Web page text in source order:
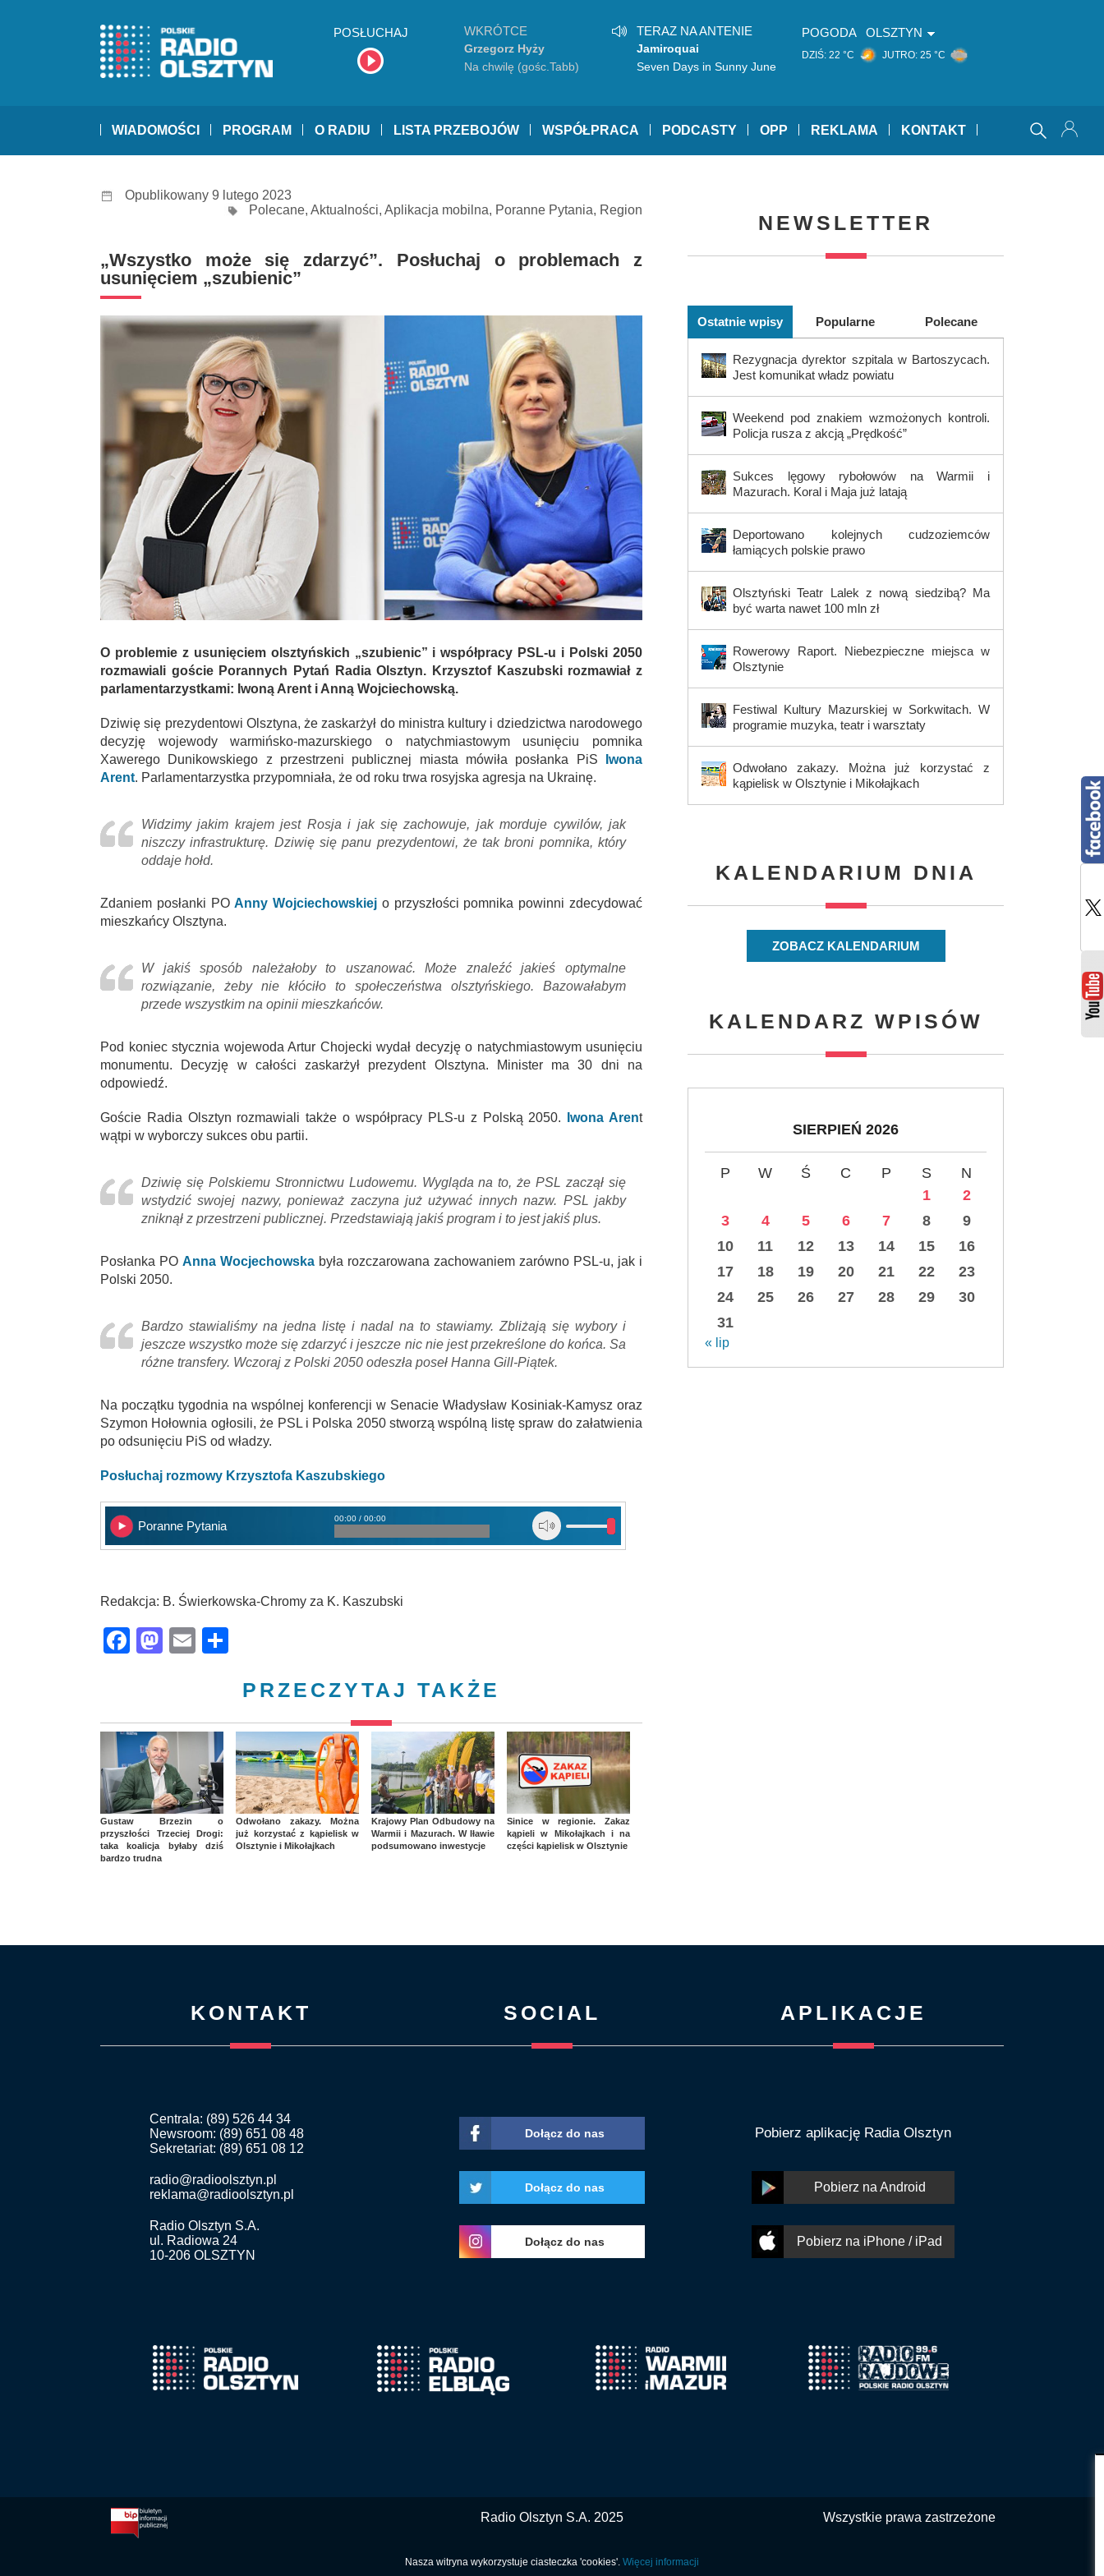
POSŁUCHAJ WKRÓTCE
Grzegorz Hyży
Na chwilę (gośc.Tabb)
TERAZ NA ANTENIE
Jamiroquai
Seven Days in Sunny June
POGODA OLSZTYN
DZIŚ: 22 °C JUTRO: 25 °C
WIADOMOŚCI PROGRAM O RADIU LISTA PRZEBOJÓW WSPÓŁPRACA PODCASTY OPP REKLAMA KONTAKT
Opublikowany 9 lutego 2023
Polecane, Aktualności, Aplikacja mobilna, Poranne Pytania, Region
„Wszystko może się zdarzyć”. Posłuchaj o problemach z
usunięciem „szubienic”
O problemie z usunięciem olsztyńskich „szubienic” i współpracy PSL-u i Polski 2050
rozmawiali goście Porannych Pytań Radia Olsztyn. Krzysztof Kaszubski rozmawiał z
parlamentarzystkami: Iwoną Arent i Anną Wojciechowską.
Dziwię się prezydentowi Olsztyna, że zaskarżył do ministra kultury i dziedzictwa narodowego
decyzję wojewody warmińsko-mazurskiego o natychmiastowym usunięciu pomnika
Xawerego Dunikowskiego z przestrzeni publicznej miasta mówiła posłanka PiS
Iwona
Arent. Parlamentarzystka przypomniała, że od roku trwa rosyjska agresja na Ukrainę.
Widzimy jakim krajem jest Rosja i jak się zachowuje, jak morduje cywilów, jak
niszczy infrastrukturę. Dziwię się panu prezydentowi, że tak broni pomnika, który
oddaje hołd.
Zdaniem posłanki POAnny Wojciechowskiej o przyszłości pomnika powinni zdecydować
mieszkańcy Olsztyna.
W jakiś sposób należałoby to uszanować. Może znaleźć jakieś optymalne
rozwiązanie, żeby nie kłóciło to społeczeństwa olsztyńskiego. Bazowałabym
przede wszystkim na opinii mieszkańców.
Pod koniec stycznia wojewoda Artur Chojecki wydał decyzję o natychmiastowym usunięciu
monumentu. Decyzję w całości zaskarżył prezydent Olsztyna. Minister ma 30 dni na
odpowiedź.
Goście Radia Olsztyn rozmawiali także o współpracy PLS-u z Polską 2050. Iwona Arent
wątpi w wyborczy sukces obu partii.
Dziwię się Polskiemu Stronnictwu Ludowemu. Wygląda na to, że PSL zaczął się
wstydzić swojej nazwy, ponieważ zaczyna już używać innych nazw. PSL jakby
zniknął z przestrzeni publicznej. Przedstawiają jakiś program i to jest jakiś plus.
Posłanka PO Anna Wocjechowska była rozczarowana zachowaniem zarówno PSL-u, jak i
Polski 2050.
Bardzo stawialiśmy na jedna listę i nadal na to stawiamy. Zbliżają się wybory i
jeszcze wszystko może się zdarzyć i jeszcze nic nie jest przekreślone do końca. Sa
różne transfery. Wczoraj z Polski 2050 odeszła poseł Hanna Gill-Piątek.
Na początku tygodnia na wspólnej konferencji w Senacie Władysław Kosiniak-Kamysz oraz
Szymon Hołownia ogłosili, że PSL i Polska 2050 stworzą wspólną listę spraw do załatwienia
po odsunięciu PiS od władzy.
Posłuchaj rozmowy Krzysztofa Kaszubskiego
Poranne Pytania
00:00 / 00:00
Redakcja: B. Świerkowska-Chromy za K. Kaszubski
Facebook
Mastodon
Email
PRZECZYTAJ TAKŻE
Gustaw Brzezin o
przyszłości Trzeciej Drogi:
taka koalicja byłaby dziś
bardzo trudna
Odwołano zakazy. Można
już korzystać z kąpielisk w
Olsztynie i Mikołajkach
Krajowy Plan Odbudowy na
Warmii i Mazurach. W Iławie
podsumowano inwestycje
Sinice w regionie. Zakaz
kąpieli w Mikołajkach i na
części kąpielisk w Olsztynie
NEWSLETTER
Ostatnie wpisy Popularne Polecane
Rezygnacja dyrektor szpitala w Bartoszycach.
Jest komunikat władz powiatu
Weekend pod znakiem wzmożonych kontroli.
Policja rusza z akcją „Prędkość”
Sukces lęgowy rybołowów na Warmii i
Mazurach. Koral i Maja już latają
Deportowano kolejnych cudzoziemców
łamiących polskie prawo
Olsztyński Teatr Lalek z nową siedzibą? Ma
być warta nawet 100 mln zł
Rowerowy Raport. Niebezpieczne miejsca w
Olsztynie
Festiwal Kultury Mazurskiej w Sorkwitach. W
programie muzyka, teatr i warsztaty
Odwołano zakazy. Można już korzystać z
kąpielisk w Olsztynie i Mikołajkach
KALENDARIUM DNIA
ZOBACZ KALENDARIUM
KALENDARZ WPISÓW
SIERPIEŃ 2026
P W Ś C P S
N
1
2
3
4 5 6 7 8
9
10
11 12 13 14 15
16
17
18 19 20 21 22
23
24
25 26 27 28 29
30
31
« lip
KONTAKT
Centrala: (89) 526 44 34
Newsroom: (89) 651 08 48
Sekretariat: (89) 651 08 12
radio@radioolsztyn.pl
reklama@radioolsztyn.pl
Radio Olsztyn S.A.
ul. Radiowa 24
10-206 OLSZTYN
SOCIAL
Dołącz do nas
Dołącz do nas
Dołącz do nas
APLIKACJE
Pobierz aplikację Radia Olsztyn
Pobierz na Android
Pobierz na iPhone / iPad
Radio Olsztyn S.A. 2025 Wszystkie prawa zastrzeżone
Nasza witryna wykorzystuje ciasteczka 'cookies'. Więcej informacji